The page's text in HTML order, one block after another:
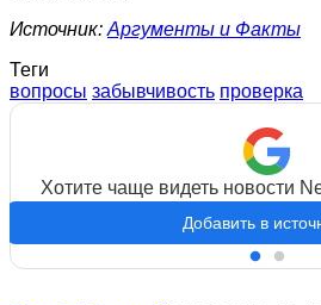
Источник: Аргументы и Факты
Теги
вопросы забывчивость проверка
Хотите чаще видеть новости
Добавить в